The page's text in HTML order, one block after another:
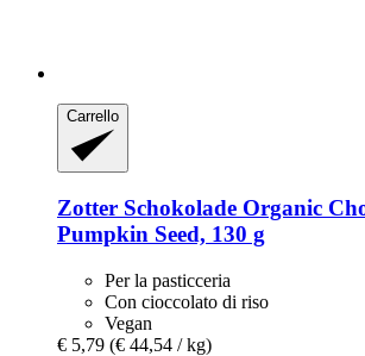
Carrello
Zotter Schokolade Organic
Pumpkin Seed, 130 g
Per la pasticceria
Con cioccolato di riso
Vegan
€ 5,79 (€ 44,54 / kg)